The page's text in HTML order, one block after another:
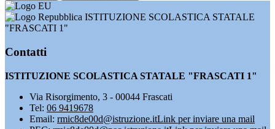
ISTITUZIONE SCOLASTICA STATALE
"FRASCATI 1"
Contatti
ISTITUZIONE SCOLASTICA STATALE "FRASCATI 1"
Via Risorgimento, 3 - 00044 Frascati
Tel: 06 9419678
Email: rmic8de00d@istruzione.itLink per inviare una mail